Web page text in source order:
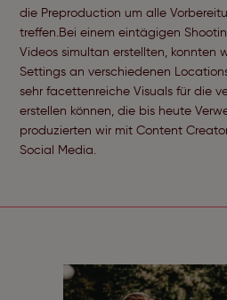
die Preproduction um alle
treffen.Bei einem eintägigen
Videos simultan erstellten, konnten
Settings an verschiedenen
sehr facettenreiche Visuals für die
erstellen können, die bis heute
produzierten wir mit Content
Social Media.